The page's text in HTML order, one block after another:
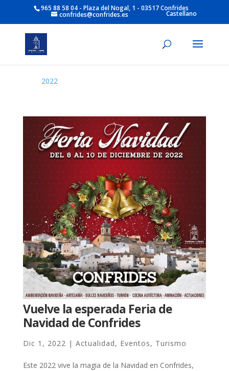
965 88 58 04 - Plaza del Nogal, 1 - 03517 Confrides
confrides@confrides.es Castellano
2022
Vuelve la esperada Feria de
Navidad de Confrides
Dic 1, 2022 | Actualidad, Eventos, Turismo
Este 2022 vive la magia de la Navidad en Confrides,